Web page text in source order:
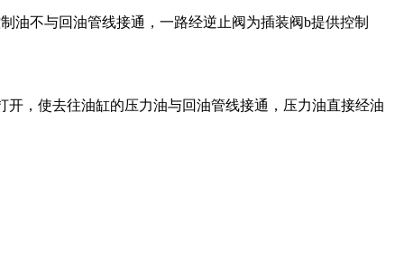
油不与回油管线接通，一路经逆止阀为插装阀b提供控制
，使去往油缸的压力油与回油管线接通，压力油直接经油